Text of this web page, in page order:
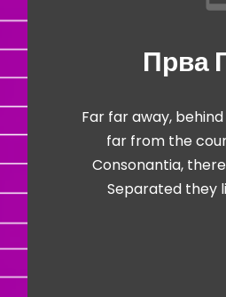
Прва
Far far away,
far from the
Consonantia,
Separated they